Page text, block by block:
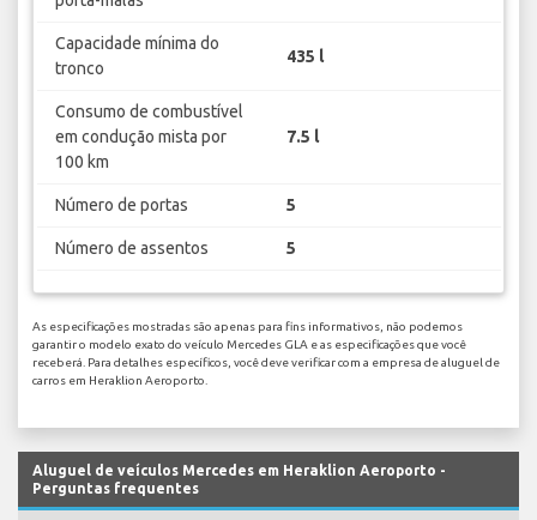
Capacidade mínima do
tronco
435 l
Consumo de combustível
em condução mista por
100 km
7.5 l
Número de portas 5
Número de assentos 5
As especificações mostradas são apenas para fins informativos, não podemos
garantir o modelo exato do veículo Mercedes GLA e as especificações que você
receberá. Para detalhes específicos, você deve verificar com a empresa de aluguel de
carros em Heraklion Aeroporto.
Aluguel de veículos Mercedes em Heraklion Aeroporto -
Perguntas frequentes